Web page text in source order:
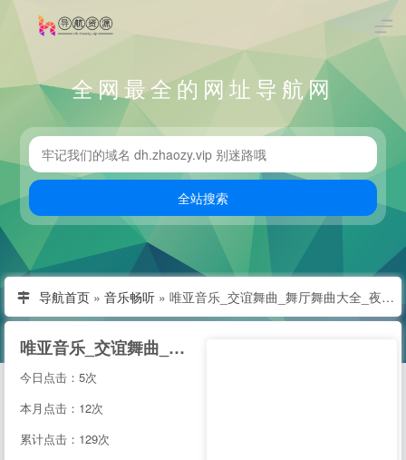
全网最全的网址导航网
导航首页 » 音乐畅听 » 唯亚音乐_交谊舞曲_舞厅舞曲大全_夜场交谊舞曲
唯亚音乐_交谊舞曲_舞厅舞曲大全_夜场交谊舞曲
今日点击：5次
本月点击：12次
累计点击：129次